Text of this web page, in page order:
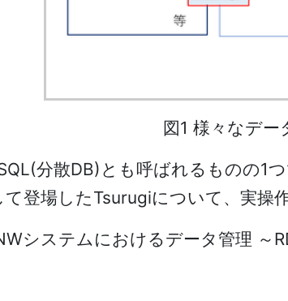
図1 様々なデー
分散DB) とも呼ばれるものの1
て登場したTsurugiについて、実操
システムにおけるデータ管理 ～